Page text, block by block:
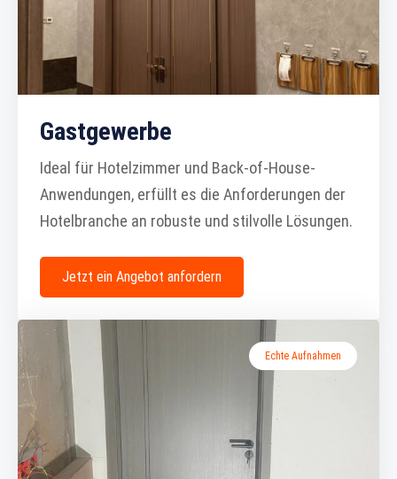
Gastgewerbe
Ideal für Hotelzimmer und Back-of-House-
Anwendungen, erfüllt es die Anforderungen der
Hotelbranche an robuste und stilvolle Lösungen.
Jetzt ein Angebot anfordern
Echte Aufnahmen